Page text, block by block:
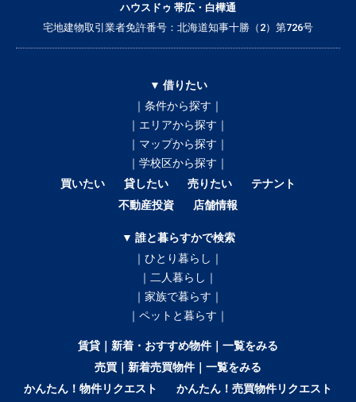
ハウスドゥ 帯広・白樺通
宅地建物取引業者免許番号：北海道知事十勝（2）第726号
▼ 借りたい
｜条件から探す｜
｜エリアから探す｜
｜マップから探す｜
｜学校区から探す｜
買いたい
貸したい 売りたい
テナント
不動産投資
店舗情報
▼ 誰と暮らすかで検索
｜ひとり暮らし｜
｜二人暮らし｜
｜家族で暮らす｜
｜ペットと暮らす｜
賃貸｜新着・おすすめ物件｜一覧をみる
売買｜新着売買物件｜一覧をみる
かんたん！物件リクエスト
かんたん！売買物件リクエスト